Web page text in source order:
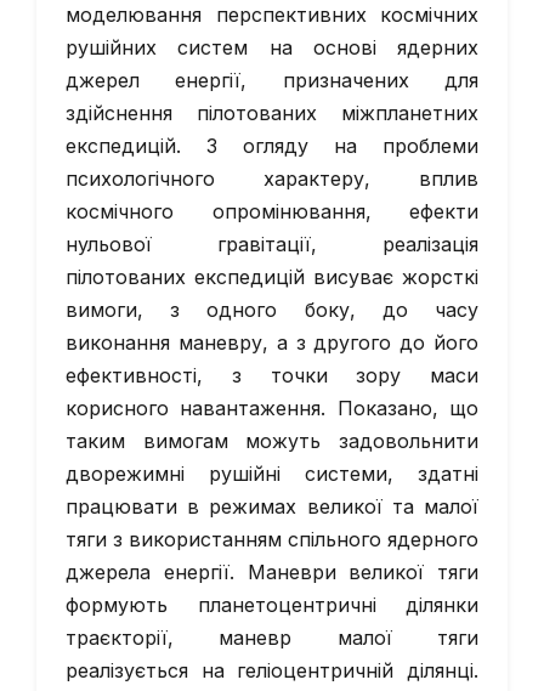
моделювання перспективних космічних
рушійних систем на основі ядерних
джерел енергії, призначених для
здійснення пілотованих міжпланетних
експедицій. З огляду на проблеми
психологічного характеру, вплив
космічного опромінювання, ефекти
нульової гравітації, реалізація
пілотованих експедицій висуває жорсткі
вимоги, з одного боку, до часу
виконання маневру, а з другого до його
ефективності, з точки зору маси
корисного навантаження. Показано, що
таким вимогам можуть задовольнити
дворежимні рушійні системи, здатні
працювати в режимах великої та малої
тяги з використанням спільного ядерного
джерела енергії. Маневри великої тяги
формують планетоцентричні ділянки
траєкторії, маневр малої тяги
реалізується на геліоцентричній ділянці.